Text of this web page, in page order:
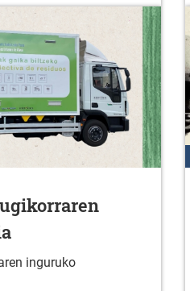
inguruko